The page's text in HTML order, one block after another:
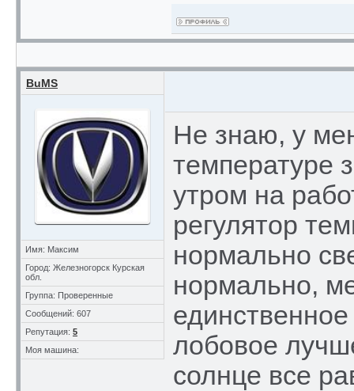
BuMS
Имя: Максим
Город: Железногорск Курская
обл.
Группа: Проверенные
Сообщений: 607
Репутация: 5
Моя машина:
Не знаю, у
температуре
утром на
регулятор
нормально
нормально,
лобовое
солнце все